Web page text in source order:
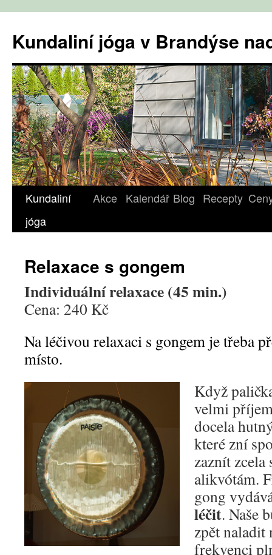
obsahu
webu
Kundaliní jóga v Brandýse
Kundaliní
jóga
Akce Kalendář Blog Recepty
Relaxace s gongem
Individuální relaxace (45 min.)
Cena: 240 Kč
Na léčivou relaxaci s gongem je třeba
místo.
Když
velmi
docela
které zní
zaznít
alikvótám.
gong
léčit. Naše
zpět naladit
frekvenci